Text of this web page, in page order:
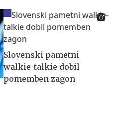
Slovenski pametni
walkie-talkie dobil
pomemben zagon